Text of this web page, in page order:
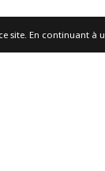
site. En continuant